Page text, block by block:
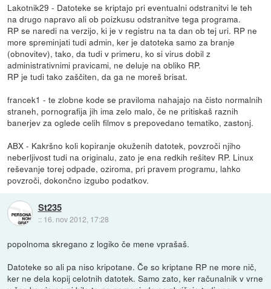
Lakotnik29 - Datoteke se kriptajo pri eventualni odstranitvi le teh
na drugo napravo ali ob poizkusu odstranitve tega programa.
RP se naredi na verzijo, ki je v registru na ta dan ob tej uri. RP ne
more spreminjati tudi admin, ker je datoteka samo za branje
(obnovitev), tako, da tudi v primeru, ko si virus dobil z
administrativnimi pravicami, ne deluje na obliko RP.
RP je tudi tako zaščiten, da ga ne moreš brisat.
francek1 - te zlobne kode se praviloma nahajajo na čisto normalnih
straneh, pornografija jih ima zelo malo, če ne pritiskaš raznih
banerjev za oglede celih filmov s prepovedano tematiko, zastonj.
ABX - Kakršno koli kopiranje okuženih datotek, povzroči njiho
neberljivost tudi na originalu, zato je ena redkih rešitev RP. Linux
reševanje torej odpade, oziroma, pri pravem programu, lahko
povzroči, dokončno izgubo podatkov.
St235
:: 16. nov 2012, 17:28
popolnoma skregano z logiko če mene vprašaš.
Datoteke so ali pa niso kripotane. Če so kriptane RP ne more nič,
ker ne dela kopij celotnih datotek. Samo zato, ker računalnik v vrne